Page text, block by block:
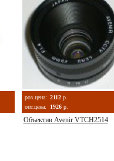
роз.цена: 2112 р.
опт.цена:
1926 р.
Объектив Avenir VTCH2514